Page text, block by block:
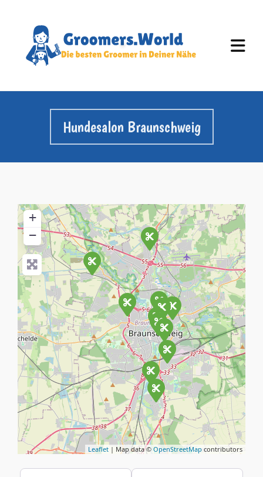
Hundesalon Braunschweig
+
−
Leaflet | Map data © OpenStreetMap contributors